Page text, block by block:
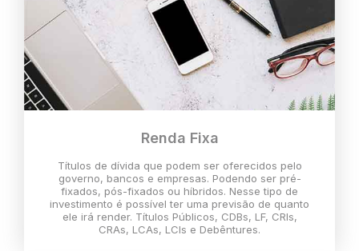
Renda Fixa
Títulos de dívida que podem ser oferecidos pelo
governo, bancos e empresas. Podendo ser pré-
fixados, pós-fixados ou híbridos. Nesse tipo de
investimento é possível ter uma previsão de quanto
ele irá render. Títulos Públicos, CDBs, LF, CRIs,
CRAs, LCAs, LCIs e Debêntures.